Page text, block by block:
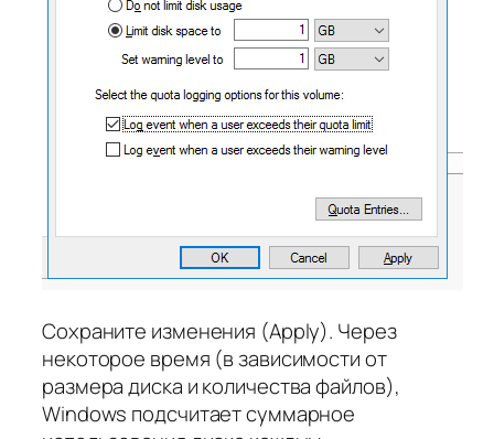
Сохраните изменения (Apply). Через
некоторое время (в зависимости от
размера диска и количества файлов),
Windows подсчитает суммарное